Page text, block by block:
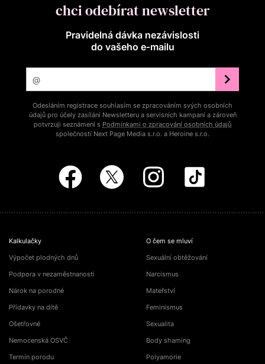
chci odebírat newsletter
Pravidelná dávka nezávislosti
do vašeho e‑mailu
Odesláním registrace souhlasím se zpracováním svých osobních
údajů pro účely zasílání Newsletteru a servisních kampaní a zároveň
potvrzuji seznámení s Podmínkami o zpracování osobních údajů
společností Next Page Media s.r.o. a Heroine s.r.o.
Kalkulačky
Výpočet plodných dnů
Podpora v nezaměstnanosti
Nárok na porodné
Přídavky na dítě
Ošetřovné
Nemocenská OSVČ
Termín porodu
O čem se mluví
Sexuální obtěžování
Narcismus
Mateřství
Feminismus
Sexualita
Body shaming
Polyamorie